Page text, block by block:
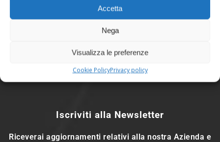
Accetta
Nega
Visualizza le preferenze
Cookie PolicyPrivacy policy
Contatti
Seguici sui Social
Iscriviti alla Newsletter
Riceverai aggiornamenti relativi alla nostra Azienda e